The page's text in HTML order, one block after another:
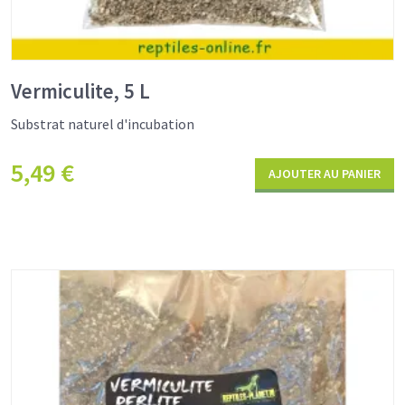
Vermiculite, 5 L
Substrat naturel d'incubation
5,49€ AJOUTER AU PANIER